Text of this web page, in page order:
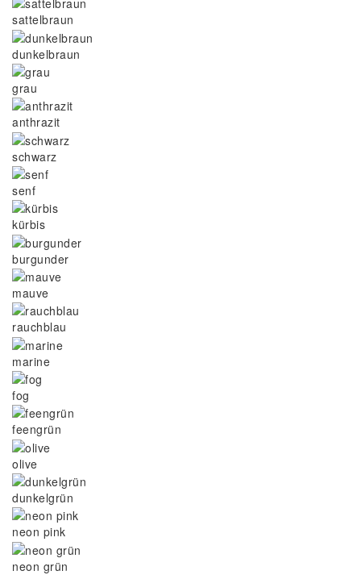
sattelbraun
dunkelbraun
grau
anthrazit
schwarz
senf
kürbis
burgunder
mauve
rauchblau
marine
fog
feengrün
olive
dunkelgrün
neon pink
neon grün